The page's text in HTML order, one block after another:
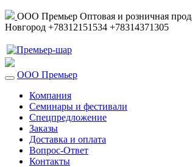
ООО Премьер Оптовая и розничная
Новгород +78312151534 +78314371305
ООО Премьер
Компания
Семинары и фестивали
Спецпредложение
Заказы
Доставка и оплата
Вопрос-Ответ
Контакты